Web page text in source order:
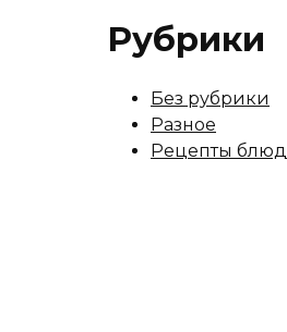
Рубрики
Без рубрики
Разное
Рецепты блюд